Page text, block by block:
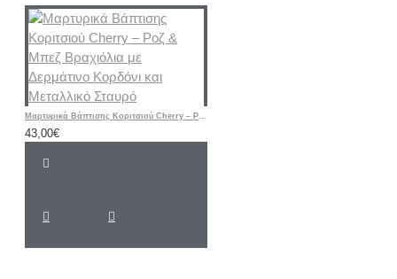
Μαρτυρικά Βάπτισης Κοριτσιού Cherry – Ροζ & Μπεζ Βραχιόλια με Δερμάτινο Κορδόνι και Μεταλλικό Σταυρό
43,00€